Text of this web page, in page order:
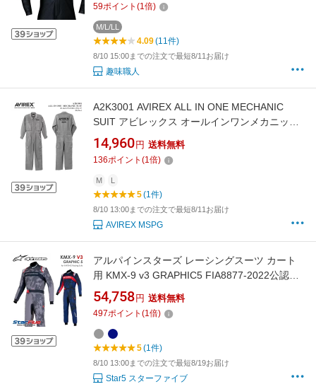
メッシュ 快適 簡単 ウェア Lot No.01
59ポイント (1倍)
M/L/LL
4.09(11件)
8/10 15:00までの注文で最短8/11お届け
趣味職人
A2K3001 AVIREX ALL IN ONE MECHANIC
SUIT アビレックス オールインワンメカニック
スーツ バイク 車 整備 ツナギ 多機能ポケット
耐久性 ゆったり シルエット 立体裁断 粉塵 DIY
整備工場 ユニホーム ビンテージコットン 長袖
耐久性 防塵作業
14,960 円 送料無料
136ポイント (1倍)
M L
5(1件)
8/10 13:00までの注文で最短8/11お届け
AVIREX MSPG
アルパインスターズ レーシングスーツ カート
用 KMX-9 v3 GRAPHIC5 FIA8877-2022公認
alpinestars 2026年継続モデル
54,758 円 送料無料
497ポイント (1倍)
5(1件)
8/10 13:00までの注文で最短8/19お届け
Star5 スターファイブ